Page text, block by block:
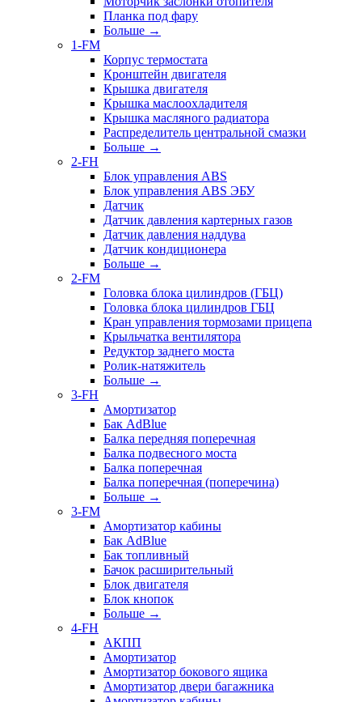
Планка под фару
Больше →
1-FM
Корпус термостата
Кронштейн двигателя
Крышка двигателя
Крышка маслоохладителя
Крышка масляного радиатора
Распределитель центральной смазки
Больше →
2-FH
Блок управления ABS
Блок управления ABS ЭБУ
Датчик
Датчик давления картерных газов
Датчик давления наддува
Датчик кондиционера
Больше →
2-FM
Головка блока цилиндров (ГБЦ)
Головка блока цилиндров ГБЦ
Кран управления тормозами прицепа
Крыльчатка вентилятора
Редуктор заднего моста
Ролик-натяжитель
Больше →
3-FH
Амортизатор
Бак AdBlue
Балка передняя поперечная
Балка подвесного моста
Балка поперечная
Балка поперечная (поперечина)
Больше →
3-FM
Амортизатор кабины
Бак AdBlue
Бак топливный
Бачок расширительный
Блок двигателя
Блок кнопок
Больше →
4-FH
АКПП
Амортизатор
Амортизатор бокового ящика
Амортизатор двери багажника